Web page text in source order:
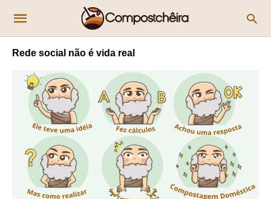
Rede social não é vida real